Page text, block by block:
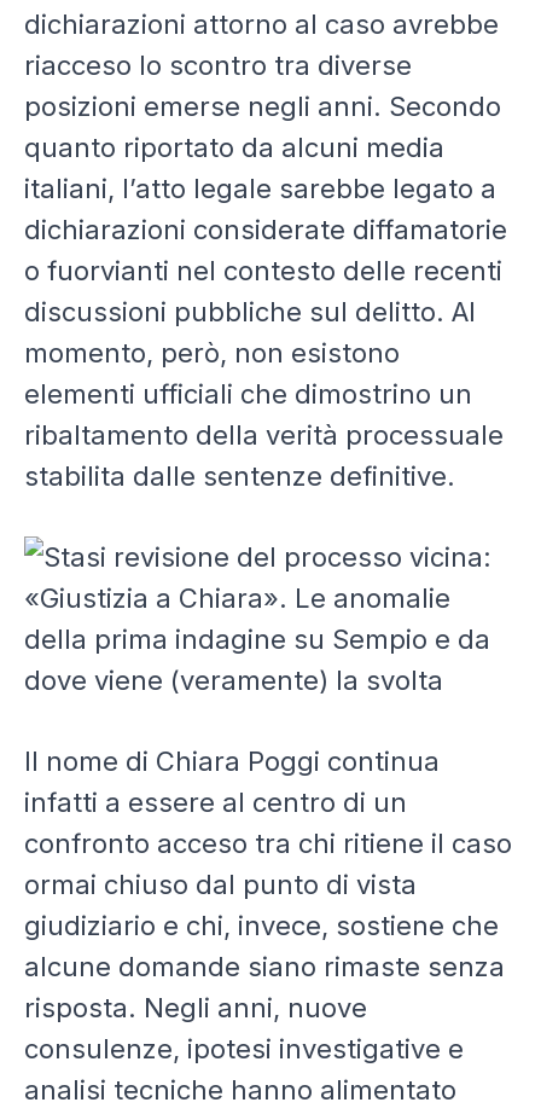
dichiarazioni attorno al caso avrebbe
riacceso lo scontro tra diverse
posizioni emerse negli anni. Secondo
quanto riportato da alcuni media
italiani, l’atto legale sarebbe legato a
dichiarazioni considerate diffamatorie
o fuorvianti nel contesto delle recenti
discussioni pubbliche sul delitto. Al
momento, però, non esistono
elementi ufficiali che dimostrino un
ribaltamento della verità processuale
stabilita dalle sentenze definitive.
Il nome di Chiara Poggi continua
infatti a essere al centro di un
confronto acceso tra chi ritiene il caso
ormai chiuso dal punto di vista
giudiziario e chi, invece, sostiene che
alcune domande siano rimaste senza
risposta. Negli anni, nuove
consulenze, ipotesi investigative e
analisi tecniche hanno alimentato